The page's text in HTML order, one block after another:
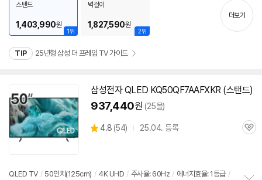
기
1위
스탠드
1,403,990원
2위
벽걸이
1,827,590원
더보기
TIP 25년형 삼성 더 프레임 TV 가이드
삼성전자 QLED KQ50QF7AAFXKR (스탠드)
937,440원 (25몰)
별
4.8 (상
54) 25.04. 등록
관
QLED TV / 50인치 (125cm) / 4K UHD / 주사율: 60Hz / 에너지효율: 1등급 /